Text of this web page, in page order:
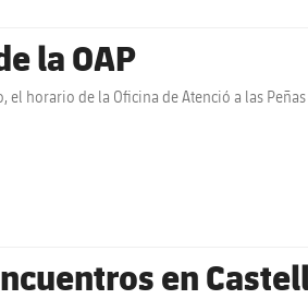
la OAP
horario de la Oficina de Atenció a las Peñas
en